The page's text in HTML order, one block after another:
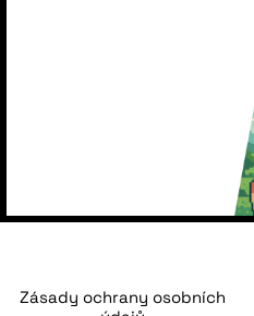
Zásady ochrany osobních